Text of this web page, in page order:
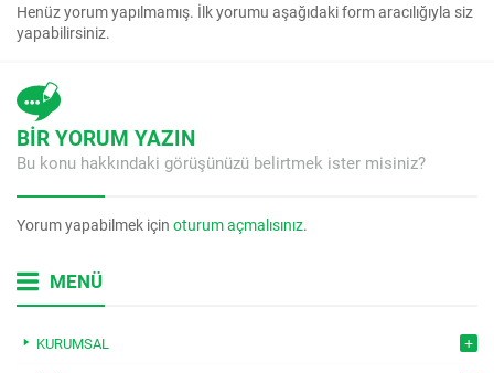
Henüz yorum yapılmamış. İlk yorumu aşağıdaki form aracılığıyla siz
yapabilirsiniz.
BİR YORUM YAZIN
Bu konu hakkındaki görüşünüzü belirtmek ister misiniz?
Yorum yapabilmek için oturum açmalısınız.
MENÜ
KURUMSAL